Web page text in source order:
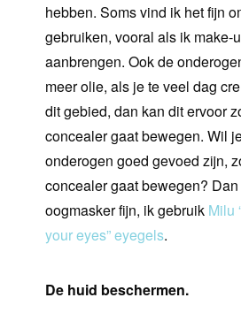
hebben. Soms vind ik het fijn
gebruiken, vooral als ik make-
aanbrengen. Ook de
meer olie, als je te veel dag
dit gebied, dan kan dit ervoor
concealer gaat bewegen. Wil
onderogen goed gevoed zijn,
concealer gaat bewegen?
oogmasker fijn, ik gebruik Milu
your eyes” eyegels.
De huid beschermen.